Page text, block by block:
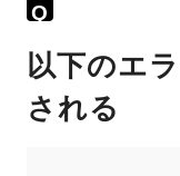
Q
以下のエ
される